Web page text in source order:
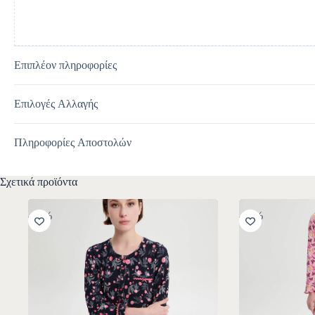
Επιπλέον πληροφορίες
Επιλογές Αλλαγής
Πληροφορίες Αποστολών
Σχετικά προϊόντα
-30% -30%